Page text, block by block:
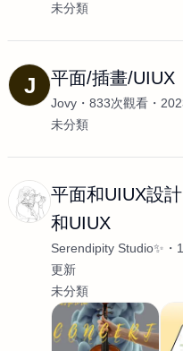
未分類
J 平面/插畫/UIUX
Jovy 833次觀看
未分類
平面和UIUX設
和UIUX
Serendipity Studio✨
更新
未分類